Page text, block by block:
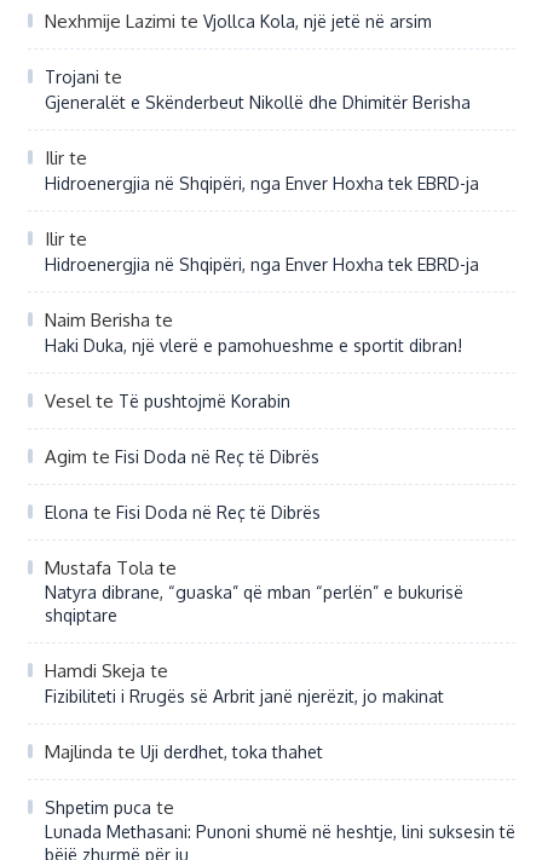
Nexhmije Lazimi te Vjollca Kola, një jetë në arsim
Trojani te
Gjeneralët e Skënderbeut Nikollë dhe Dhimitër Berisha
Ilirte
Hidroenergjia në Shqipëri, nga Enver Hoxha tek EBRD-ja
Ilirte
Hidroenergjia në Shqipëri, nga Enver Hoxha tek EBRD-ja
Naim Berisha te
Haki Duka, një vlerë e pamohueshme e sportit dibran!
Veselte Të pushtojmë Korabin
Agim te Fisi Doda në Reç të Dibrës
Elona te Fisi Doda në Reç të Dibrës
Mustafa Tola te
Natyra dibrane, “guaska” që mban “perlën” e bukurisë
shqiptare
Hamdi Skeja te
Fizibiliteti i Rrugës së Arbrit janë njerëzit, jo makinat
Majlinda te Uji derdhet, toka thahet
Shpetim puca te
Lunada Methasani: Punoni shumë në heshtje, lini suksesin të
bëjë zhurmë për ju